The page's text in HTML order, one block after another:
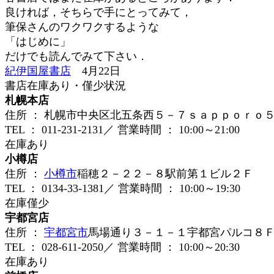
良ければ，そちらで手にとってみて，
筆保さんのワクワクするような
「はじめに」
だけでも読んでみて下さい．
紀伊国屋書店 4月22日
書店在庫あり・僅少状況
札幌本店
住所 ： 札幌市中央区北五条西５－７ｓａｐｐｏｒｏ
TEL ： 011-231-2131／ 営業時間 ： 10:00～21:00
在庫あり
小樽店
住所 ： 小樽市稲穂２－２２－８駅前第１ビル２Ｆ
TEL ： 0134-33-1381／ 営業時間 ： 10:00～19:30
在庫僅少
宇都宮店
住所 ： 宇都宮市馬場通り３－１－１宇都宮パルコ８
TEL ： 028-611-2050／ 営業時間 ： 10:00～20:30
在庫あり